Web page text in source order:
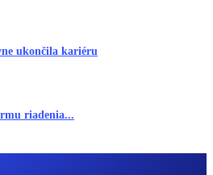
ukončila kariéru
riadenia...